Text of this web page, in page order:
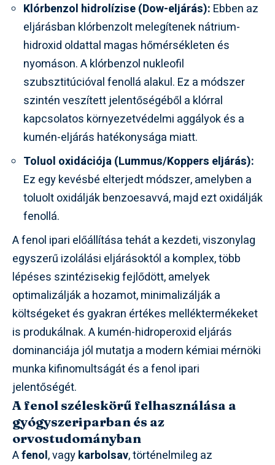
Klórbenzol hidrolízise (Dow-eljárás): Ebben az
eljárásban klórbenzolt melegítenek nátrium-
hidroxid oldattal magas hőmérsékleten és
nyomáson. A klórbenzol nukleofil
szubsztitúcióval fenollá alakul. Ez a módszer
szintén veszített jelentőségéből a klórral
kapcsolatos környezetvédelmi aggályok és a
kumén-eljárás hatékonysága miatt.
Toluol oxidációja (Lummus/Koppers eljárás):
Ez egy kevésbé elterjedt módszer, amelyben a
toluolt oxidálják benzoesavvá, majd ezt oxidálják
fenollá.
A fenol ipari előállítása tehát a kezdeti, viszonylag
egyszerű izolálási eljárásoktól a komplex, több
lépéses szintézisekig fejlődött, amelyek
optimalizálják a hozamot, minimalizálják a
költségeket és gyakran értékes melléktermékeket
is produkálnak. A kumén-hidroperoxid eljárás
dominanciája jól mutatja a modern kémiai mérnöki
munka kifinomultságát és a fenol ipari
jelentőségét.
A fenol széleskörű felhasználása a
gyógyszeriparban és az
orvostudományban
Afenol, vagykarbolsav, történelmileg az